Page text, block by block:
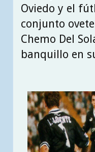
Oviedo y el
conjunto
Chemo Del
banquillo en